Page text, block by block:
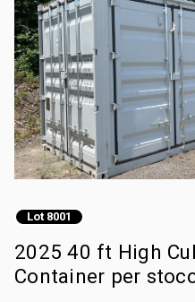
Lot 8001
2025 40 ft High
Container per